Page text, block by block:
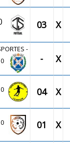
03 X
-
- X
04 X
01 X